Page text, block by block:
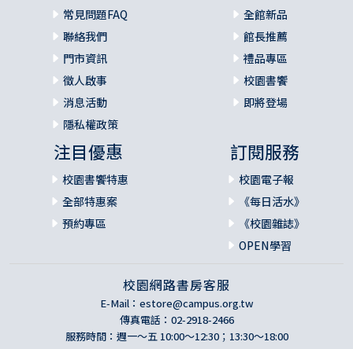
常見問題FAQ
聯絡我們
門市資訊
徵人啟事
消息活動
隱私權政策
全館新品
館長推薦
禮品專區
校園書饗
即將登場
注目優惠
校園書饗特惠
全部特惠案
預約專區
訂閱服務
校園電子報
《每日活水》
《校園雜誌》
OPEN學習
校園網路書房客服
E-Mail： estore@campus.org.tw
傳真電話：02-2918-2466
服務時間：週一～五 10:00～12:30；13:30～18:00